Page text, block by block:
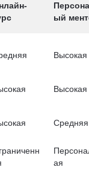
ый
Высокая
Высокая
Средняя
ая